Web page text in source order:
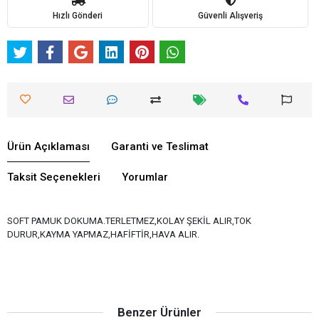
Hızlı Gönderi Güvenli Alışveriş
Ürün Açıklaması Garanti ve Teslimat
Taksit Seçenekleri Yorumlar
SOFT PAMUK DOKUMA.TERLETMEZ,KOLAY ŞEKİL ALIR,TOK
DURUR,KAYMA YAPMAZ,HAFİFTİR,HAVA ALIR.
Benzer Ürünler